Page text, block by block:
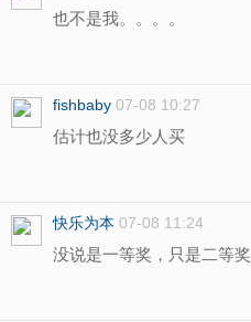
也不是我。。。。
fishbaby 07-08 10:27
估计也没多少人买
快乐为本 07-08 11:24
没说是一等奖，只是二等奖